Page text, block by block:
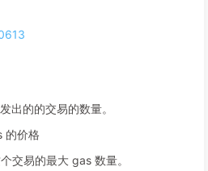
出的的交易的数量。
的价格
交易的最大 gas 数量。